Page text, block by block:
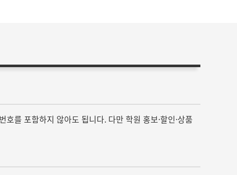
를 포함하지 않아도 됩니다. 다만 학원 홍보·할인·상품